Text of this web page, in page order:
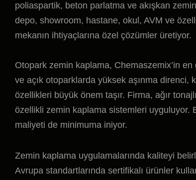
poliaspartik, beton parlatma ve akışkan
depo, showroom, hastane, okul, AVM ve
mekanın ihtiyaçlarına özel çözümler üretiyor.
Otopark zemin kaplama, Chemaszemix’in
ve açık otoparklarda yüksek aşınma
özellikleri büyük önem taşır. Firma, ağır
özellikli zemin kaplama sistemleri uyguluyor.
maliyeti de minimuma iniyor.
Zemin kaplama uygulamalarında kaliteyi
Avrupa standartlarında sertifikalı ürünler